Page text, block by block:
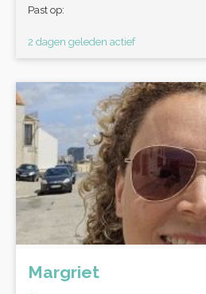
Past op:
2 dagen geleden actief
Margriet